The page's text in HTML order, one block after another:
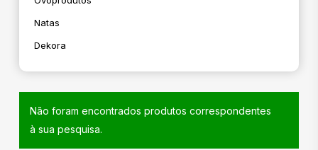
Natas
Dekora
Não foram encontrados produtos correspondentes
à sua pesquisa.